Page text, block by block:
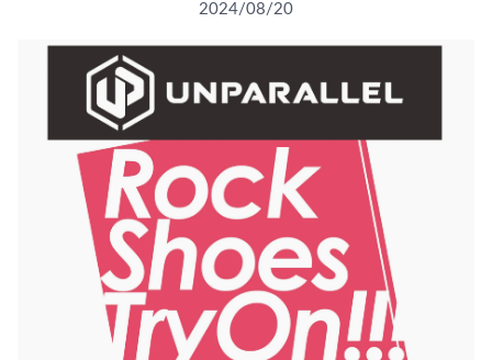
2024/08/20